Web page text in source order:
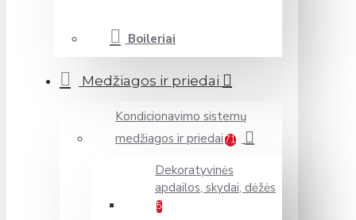
Boileriai
Medžiagos ir priedai
Kondicionavimo sistemų
medžiagos ir priedai 71
Dekoratyvinės
apdailos, skydai, dėžės
5